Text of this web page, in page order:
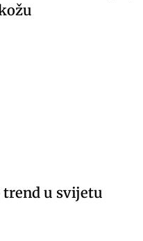
trend u svijetu